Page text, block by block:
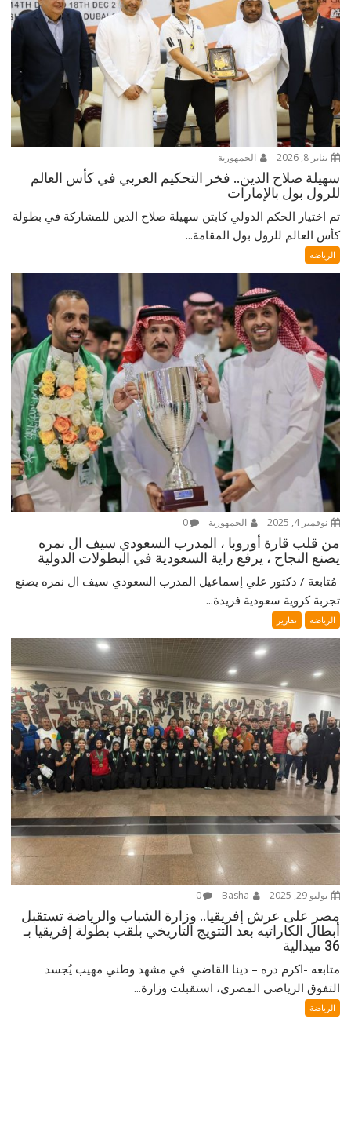
يناير 8, 2026 الجمهورية
سهيلة صلاح الدين.. فخر التحكيم العربي في كأس العالم
للرول بول بالإمارات
تم اختيار الحكم الدولي كابتن سهيلة صلاح الدين للمشاركة في بطولة
كأس العالم للرول بول المقامة...
الرياضة
نوفمبر 4, 2025 الجمهورية 0
من قلب قارة أوروبا ، المدرب السعودي سيف ال نمره
يصنع النجاح ، يرفع راية السعودية في البطولات الدولية
‎ مُتابعة / دكتور علي إسماعيل ‎المدرب السعودي سيف ال نمره يصنع
تجربة كروية سعودية فريدة...
الرياضة تقارير
يوليو 29, 2025 0
مصر على عرش إفريقيا.. وزارة الشباب والرياضة تستقبل
أبطال الكاراتيه بعد التتويج التاريخي بلقب بطولة إفريقيا بـ
36 ميدالية
متابعه -اكرم دره – دينا القاضي في مشهد وطني مهيب يُجسد
التفوق الرياضي المصري، استقبلت وزارة...
الرياضة